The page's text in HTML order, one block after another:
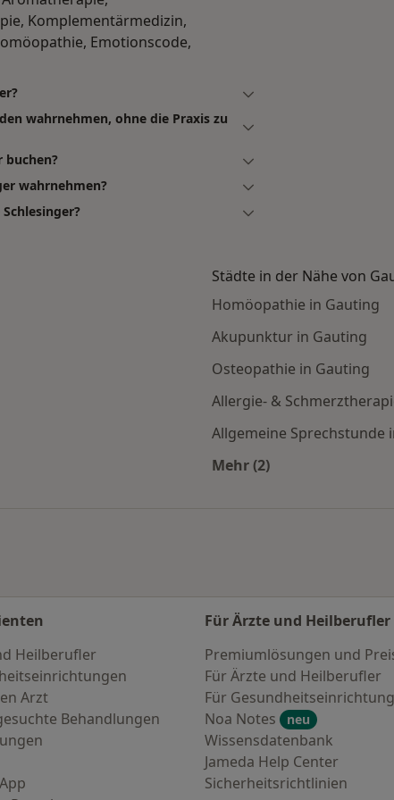
Komplementärmedizin,
Emotionscode,
wahrnehmen, ohne die Praxis zu
buchen?
wahrnehmen?
Städte in der Nähe von
Homöopathie in Gauting
Akupunktur in Gauting
Osteopathie in Gauting
Allergie- &
Allgemeine Sprechstunde
Mehr (2)
Heilberufler
Arzt
Behandlungen
Für Ärzte und Heilberufler
Premiumlösungen und
Für Ärzte und Heilberufler
Für
Noa Notes
neu
Wissensdatenbank
Jameda Help Center
Sicherheitsrichtlinien